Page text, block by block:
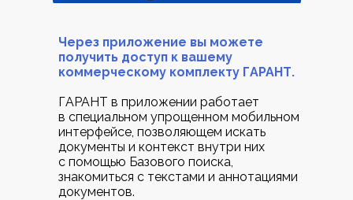
Через приложение вы можете
получить доступ к вашему
коммерческому комплекту ГАРАНТ.
ГАРАНТ в приложении работает
в специальном упрощенном мобильном
интерфейсе, позволяющем искать
документы и контекст внутри них
с помощью Базового поиска,
знакомиться с текстами и аннотациями
документов.